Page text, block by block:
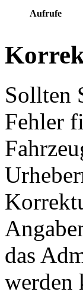
Aufrufe
Sollten
Fehler
das
werden